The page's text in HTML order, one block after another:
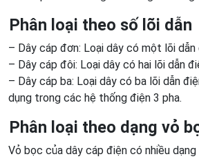
Phân loại theo số lõi dẫn
– Dây cáp đơn: Loại dây có một lõi dẫn
– Dây cáp đôi: Loại dây có hai lõi dẫn
– Dây cáp ba: Loại dây có ba lõi dẫn
dụng trong các hệ thống điện 3 pha.
Phân loại theo dạng vỏ
Vỏ bọc của dây cáp điện có nhiều